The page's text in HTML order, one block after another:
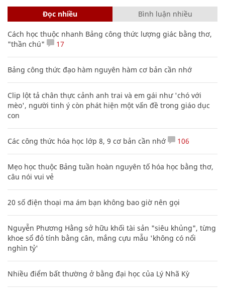
Đọc nhiều Bình luận nhiều
Cách học thuộc nhanh Bảng công thức lượng giác bằng thơ,
"thần chú"
17
Bảng công thức đạo hàm nguyên hàm cơ bản cần nhớ
Clip lột tả chân thực cảnh anh trai và em gái như 'chó với
mèo', người tinh ý còn phát hiện một vấn đề trong giáo dục
con
Các công thức hóa học lớp 8, 9 cơ bản cần nhớ 106
Mẹo học thuộc Bảng tuần hoàn nguyên tố hóa học bằng thơ,
câu nói vui vẻ
20 số điện thoại ma ám bạn không bao giờ nên gọi
Nguyễn Phương Hằng sở hữu khối tài sản "siêu khủng", từng
khoe sổ đỏ tính bằng cân, mắng cựu mẫu 'không có nổi
nghìn tỷ'
Nhiều điểm bất thường ở bằng đại học của Lý Nhã Kỳ